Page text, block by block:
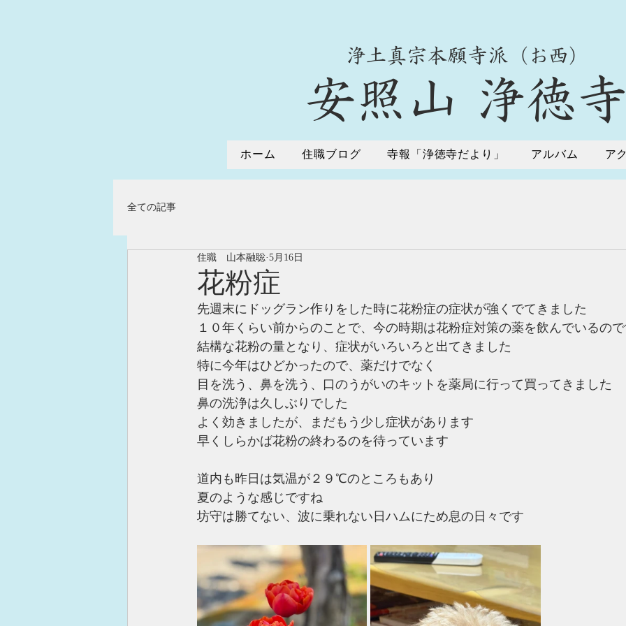
​浄土真宗本願寺派（お西）
安照山 浄徳
ホーム 住職ブログ 寺報「浄徳寺だより」 アルバム ア
全ての記事
花粉症
住職 山本融聡 5月16日
先週末にドッグラン作りをした時に花粉症の症状が強くでてきました
１０年くらい前からのことで、今の時期は花粉症対策の薬を飲んでいるの
結構な花粉の量となり、症状がいろいろと出てきました
特に今年はひどかったので、薬だけでなく
目を洗う、鼻を洗う、口のうがいのキットを薬局に行って買ってきました
鼻の洗浄は久しぶりでした
よく効きましたが、まだもう少し症状があります
早くしらかば花粉の終わるのを待っています
道内も昨日は気温が２９℃のところもあり
夏のような感じですね
坊守は勝てない、波に乗れない日ハムにため息の日々です